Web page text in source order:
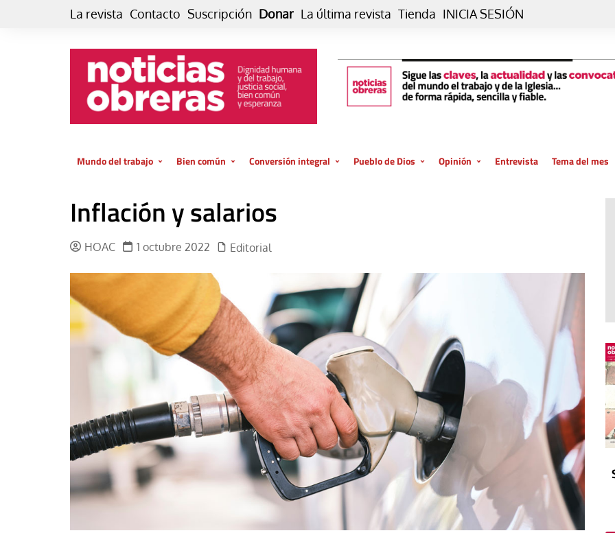
La revista Contacto Suscripción Donar La última revista Tienda INICIA SESIÓN
Mundo del trabajo
El trabajo es para la vida
GlobalizAcción
MMTC
Laboral
La mundialización
El amor en el mundo
Radio — Mundo obrero hoy
Vidas precarias
Bien común
Economía
Conversión integral
El cuidado de la creación
Experiencia
Libro
Cine
Dos minutos
Aplicaciones
Música
Poesía
Relato
Pueblo de Dios
El Evangelio en tu vida
El atrio
In memoriam
Opinión
Tribuna
Blog Sembrando sueños,
recogiendo humanidad
Blog Mensajes guardados
La columna
Entrevista Tema del mes
Inflación y salarios
HOAC 1 octubre 2022 Editorial